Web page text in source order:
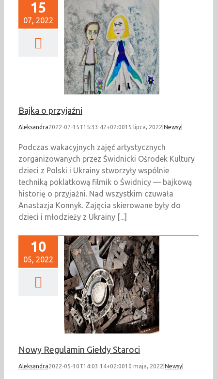
15
07, 2022
Bajka o przyjaźni
Aleksandra2022-07-15T15:33:42+02:0015 lipca, 2022 Newsy
Podczas wakacyjnych zajęć artystycznych
zorganizowanych przez Świdnicki Ośrodek Kultury
dzieci z Polski i Ukrainy stworzyły wspólnie
techniką poklatkową filmik o Świdnicy — bajkową
historię o przyjaźni. Nad wszystkim czuwała
Anastazja Konnyk. Zajęcia skierowane były do
dzieci i młodzieży z Ukrainy [...]
10
05, 2022
Giełdy
Nowy Regulamin Giełdy Staroci
Aleksandra2022-05-10T14:03:14+02:0010 maja, 2022 Newsy